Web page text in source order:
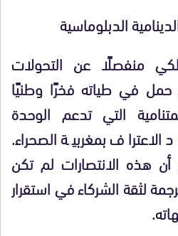
الدبلوماسية
منفصلًا عن التحولات
حمل في طياته فخرًا وطنيًا
التي تدعم الوحدة
الاعتراف بمغربية الصحراء.
هذه الانتصارات لم تكن
لثقة الشركاء في استقرار